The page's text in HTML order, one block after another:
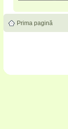
Prima pagină